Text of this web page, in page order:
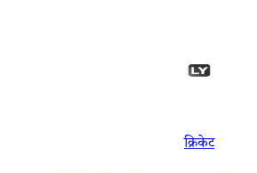
क्रिकेट